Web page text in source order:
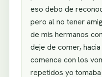
eso debo de
pero al no tener
de mis hermanos
deje de comer,
comence con los
repetidos yo